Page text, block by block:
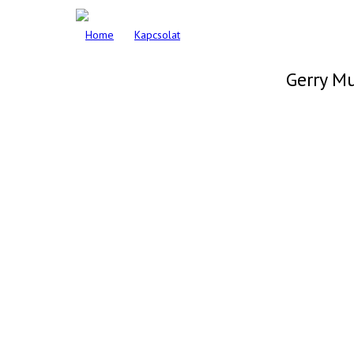
Home Kapcsolat
Gerry